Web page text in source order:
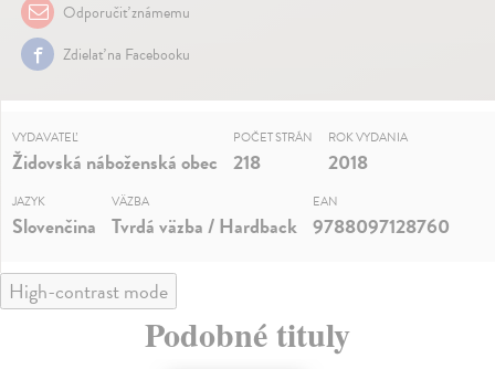
Odporučiť známemu
Zdielať na Facebooku
VYDAVATEĽ
Židovská náboženská obec
POČET STRÁN
218
ROK VYDANIA
2018
JAZYK
Slovenčina
VÄZBA
Tvrdá väzba / Hardback
EAN
9788097128760
High-contrast mode
Podobné tituly